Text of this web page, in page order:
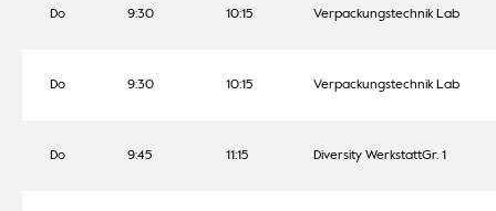
Do 9:30 10:15 Verpackungstechnik Lab
Do 9:30 10:15 Verpackungstechnik Lab
Do 9:45 11:15 Diversity WerkstattGr. 1